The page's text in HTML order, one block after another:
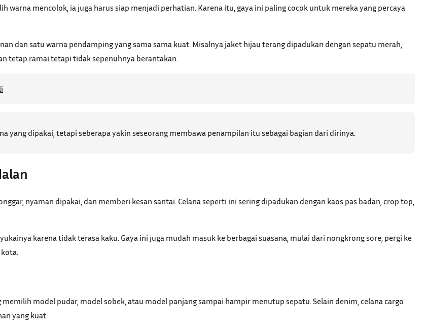
warna mencolok, ia juga harus siap menjadi perhatian. Karena itu, gaya ini paling cocok untuk mereka yang percaya
dan satu warna pendamping yang sama sama kuat. Misalnya jaket hijau terang dipadukan dengan sepatu merah,
tetap ramai tetapi tidak sepenuhnya berantakan.
yang dipakai, tetapi seberapa yakin seseorang membawa penampilan itu sebagai bagian dari dirinya.
nyaman dipakai, dan memberi kesan santai. Celana seperti ini sering dipadukan dengan kaos pas badan, crop top,
karena tidak terasa kaku. Gaya ini juga mudah masuk ke berbagai suasana, mulai dari nongkrong sore, pergi ke
model pudar, model sobek, atau model panjang sampai hampir menutup sepatu. Selain denim, celana cargo
yang kuat.